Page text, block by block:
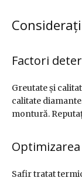
Factori
Greutate și
calitate
montură.
Safir tratat